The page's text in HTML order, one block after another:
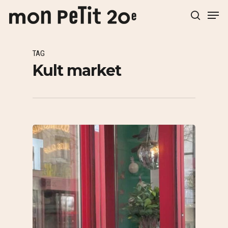
Hit enter to search or ESC to close
TAG
Kult market